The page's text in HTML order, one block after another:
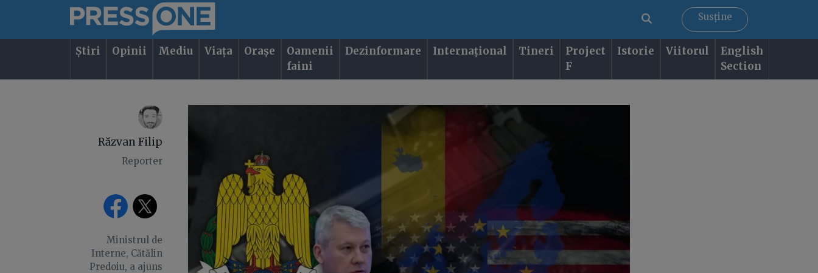
Susține
Știri Opinii Mediu Viața Orașe
Oamenii
faini
Dezinformare Internațional Tineri
Project
F
Istorie Viitorul
English
Section
Răzvan Filip
Reporter
Ministrul de
Interne, Cătălin
Predoiu, a ajuns